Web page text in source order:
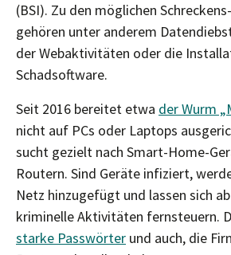
(BSI). Zu den möglichen
gehören unter anderem
der Webaktivitäten oder die
Schadsoftware.
Seit 2016 bereitet etwa der Wurm
nicht auf PCs oder Laptops
sucht gezielt nach Smart-Home-
Routern. Sind Geräte infiziert,
Netz hinzugefügt und lassen sich
kriminelle Aktivitäten fernsteuern.
starke Passwörter und auch, die